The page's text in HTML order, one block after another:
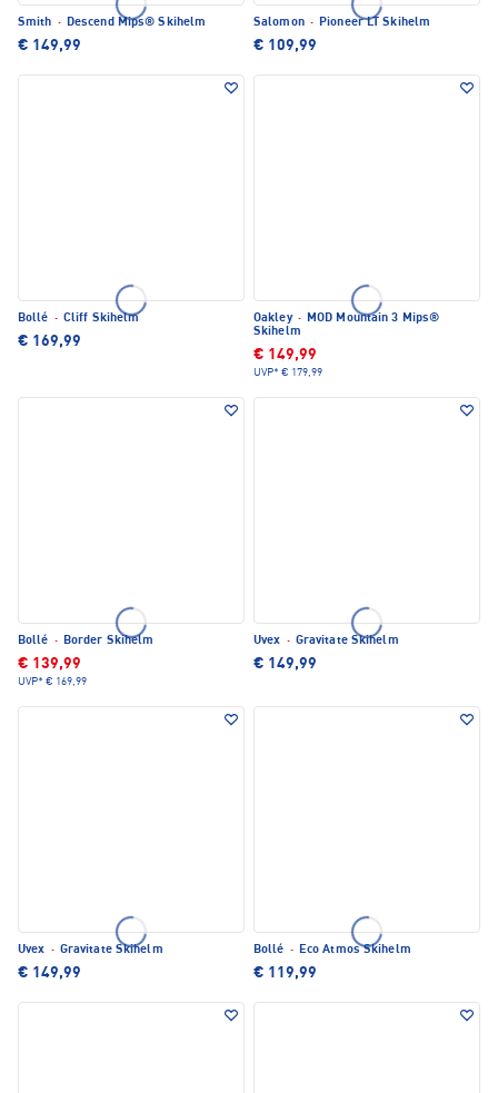
Smith · Descend Mips® Skihelm
€ 149,99
Salomon · Pioneer LT Skihelm
€ 109,99
Bollé · Cliff Skihelm
€ 169,99
Oakley · MOD Mountain 3 Mips®
Skihelm
€ 149,99
UVP* € 179,99
Bollé · Border Skihelm
€ 139,99
UVP* € 169,99
Uvex · Gravitate Skihelm
€ 149,99
Uvex · Gravitate Skihelm
€ 149,99
Bollé · Eco Atmos Skihelm
€ 119,99